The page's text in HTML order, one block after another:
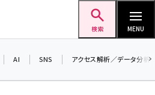
検索 MENU
AI SNS アクセス解析／データ分析
＼